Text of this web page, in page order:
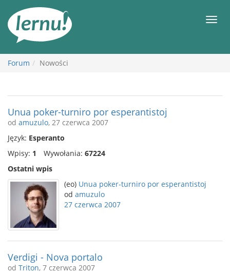
Forum Nowości
Unua poker-turniro por esperantistoj
od amuzulo, 27 czerwca 2007
Język: Esperanto
Wpisy: 1 Wywołania: 67224
Ostatni wpis
(eo) Unua poker-turniro por esperantistoj
od amuzulo
27 czerwca 2007
Verdigi - Nova portalo
od Triton, 7 czerwca 2007